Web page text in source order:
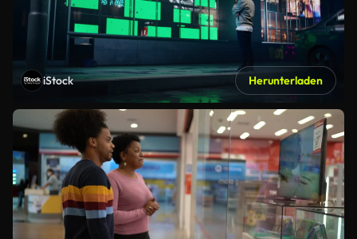
iStock Herunterladen